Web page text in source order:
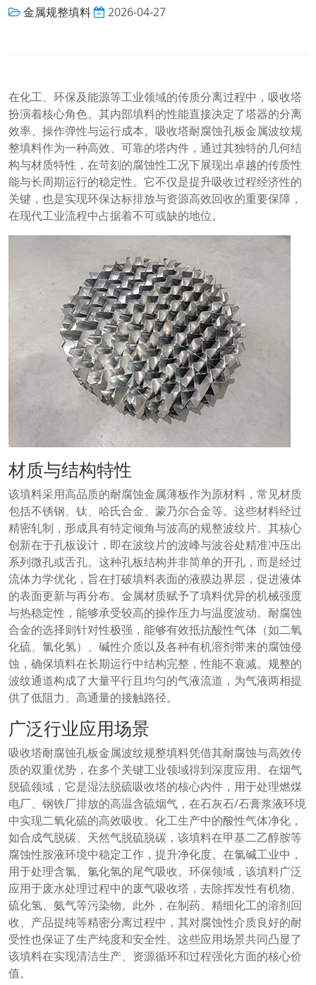
金属规整填料 2026-04-27
在化工、环保及能源等工业领域的传质分离过程中，吸收塔
扮演着核心角色。其内部填料的性能直接决定了塔器的分离
效率、操作弹性与运行成本。吸收塔耐腐蚀孔板金属波纹规
整填料作为一种高效、可靠的塔内件，通过其独特的几何结
构与材质特性，在苛刻的腐蚀性工况下展现出卓越的传质性
能与长周期运行的稳定性。它不仅是提升吸收过程经济性的
关键，也是实现环保达标排放与资源高效回收的重要保障，
在现代工业流程中占据着不可或缺的地位。
材质与结构特性
该填料采用高品质的耐腐蚀金属薄板作为原材料，常见材质
包括不锈钢、钛、哈氏合金、蒙乃尔合金等。这些材料经过
精密轧制，形成具有特定倾角与波高的规整波纹片。其核心
创新在于孔板设计，即在波纹片的波峰与波谷处精准冲压出
系列微孔或舌孔。这种孔板结构并非简单的开孔，而是经过
流体力学优化，旨在打破填料表面的液膜边界层，促进液体
的表面更新与再分布。金属材质赋予了填料优异的机械强度
与热稳定性，能够承受较高的操作压力与温度波动。耐腐蚀
合金的选择则针对性极强，能够有效抵抗酸性气体（如二氧
化硫、氯化氢）、碱性介质以及各种有机溶剂带来的腐蚀侵
蚀，确保填料在长期运行中结构完整，性能不衰减。规整的
波纹通道构成了大量平行且均匀的气液流道，为气液两相提
供了低阻力、高通量的接触路径。
广泛行业应用场景
吸收塔耐腐蚀孔板金属波纹规整填料凭借其耐腐蚀与高效传
质的双重优势，在多个关键工业领域得到深度应用。在烟气
脱硫领域，它是湿法脱硫吸收塔的核心内件，用于处理燃煤
电厂、钢铁厂排放的高温含硫烟气，在石灰石/石膏浆液环境
中实现二氧化硫的高效吸收。化工生产中的酸性气体净化，
如合成气脱碳、天然气脱硫脱碳，该填料在甲基二乙醇胺等
腐蚀性胺液环境中稳定工作，提升净化度。在氯碱工业中，
用于处理含氯、氯化氢的尾气吸收。环保领域，该填料广泛
应用于废水处理过程中的废气吸收塔，去除挥发性有机物、
硫化氢、氨气等污染物。此外，在制药、精细化工的溶剂回
收、产品提纯等精密分离过程中，其对腐蚀性介质良好的耐
受性也保证了生产纯度和安全性。这些应用场景共同凸显了
该填料在实现清洁生产、资源循环和过程强化方面的核心价
值。